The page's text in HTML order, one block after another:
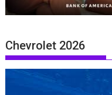
Chevrolet 2026